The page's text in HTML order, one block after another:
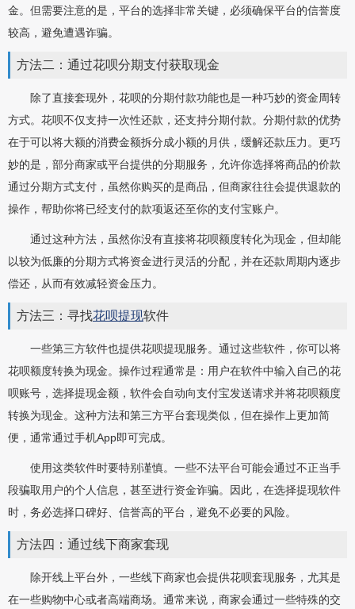
金。但需要注意的是，平台的选择非常关键，必须确保平台的信誉度
较高，避免遭遇诈骗。
方法二：通过花呗分期支付获取现金
除了直接套现外，花呗的分期付款功能也是一种巧妙的资金周转
方式。花呗不仅支持一次性还款，还支持分期付款。分期付款的优势
在于可以将大额的消费金额拆分成小额的月供，缓解还款压力。更巧
妙的是，部分商家或平台提供的分期服务，允许你选择将商品的价款
通过分期方式支付，虽然你购买的是商品，但商家往往会提供退款的
操作，帮助你将已经支付的款项返还至你的支付宝账户。
通过这种方法，虽然你没有直接将花呗额度转化为现金，但却能
以较为低廉的分期方式将资金进行灵活的分配，并在还款周期内逐步
偿还，从而有效减轻资金压力。
方法三：寻找花呗提现软件
一些第三方软件也提供花呗提现服务。通过这些软件，你可以将
花呗额度转换为现金。操作过程通常是：用户在软件中输入自己的花
呗账号，选择提现金额，软件会自动向支付宝发送请求并将花呗额度
转换为现金。这种方法和第三方平台套现类似，但在操作上更加简
便，通常通过手机App即可完成。
使用这类软件时要特别谨慎。一些不法平台可能会通过不正当手
段骗取用户的个人信息，甚至进行资金诈骗。因此，在选择提现软件
时，务必选择口碑好、信誉高的平台，避免不必要的风险。
方法四：通过线下商家套现
除开线上平台外，一些线下商家也会提供花呗套现服务，尤其是
在一些购物中心或者高端商场。通常来说，商家会通过一些特殊的交